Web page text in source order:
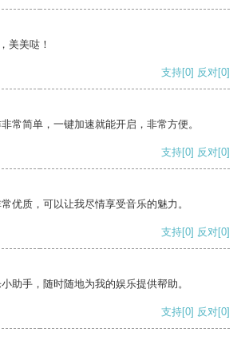
美美哒！
支持[0] 反对[0]
常简单，一键加速就能开启，非常方便。
支持[0] 反对[0]
优质，可以让我尽情享受音乐的魅力。
支持[0] 反对[0]
助手，随时随地为我的娱乐提供帮助。
支持[0] 反对[0]